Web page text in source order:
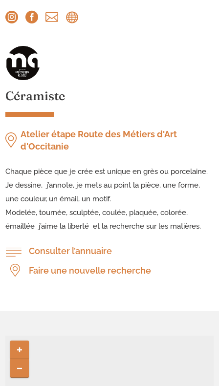
   
Céramiste
Atelier étape Route des Métiers d'Art
d'Occitanie
Chaque pièce que je crée est unique en grès ou porcelaine.
Je dessine, j’annote, je mets au point la pièce, une forme,
une couleur, un émail, un motif.
Modelée, tournée, sculptée, coulée, plaquée, colorée,
émaillée j’aime la liberté et la recherche sur les matières.
Consulter l’annuaire
Faire une nouvelle recherche